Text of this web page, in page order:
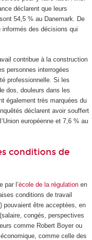
déclarent que leurs
54,5 % au Danemark. De
des décisions qui
contribue à la construction
personnes interrogées
professionnelle. Si les
dos, douleurs dans les
également très marquées du
déclarent avoir souffert
européenne et 7,6 % au
conditions de
par l’école de la régulationen
conditions de travail
pouvaient être acceptées, en
congés, perspectives
comme Robert Boyer ou
comme celle des